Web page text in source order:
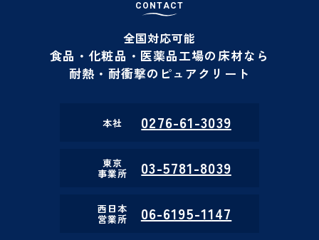
C O N TACT
全国対応可能
食品・化粧品・医薬品工場の床材なら
耐熱・耐衝撃のピュアクリート
本社 0276-61-3039
東京
事業所 03-5781-8039
西日本
営業所 06-6195-1147